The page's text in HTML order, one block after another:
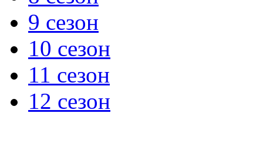
9 сезон
10 сезон
11 сезон
12 сезон